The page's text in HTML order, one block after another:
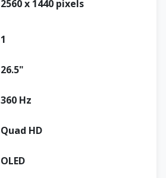
2560 x 1440 pixels
1
26.5"
360 Hz
Quad HD
OLED